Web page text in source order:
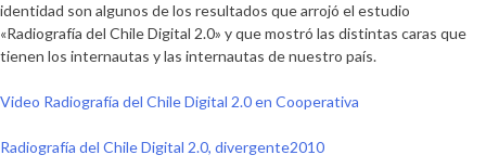
identidad son algunos de los resultados que arrojó el estudio
«Radiografía del Chile Digital 2.0» y que mostró las distintas caras que
tienen los internautas y las internautas de nuestro país.
Video Radiografía del Chile Digital 2.0 en Cooperativa
Radiografía del Chile Digital 2.0, divergente2010